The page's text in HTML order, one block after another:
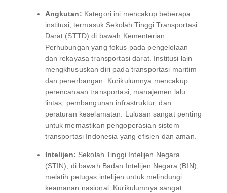
Angkutan: Kategori ini mencakup beberapa
institusi, termasuk Sekolah Tinggi Transportasi
Darat (STTD) di bawah Kementerian
Perhubungan yang fokus pada pengelolaan
dan rekayasa transportasi darat. Institusi lain
mengkhususkan diri pada transportasi maritim
dan penerbangan. Kurikulumnya mencakup
perencanaan transportasi, manajemen lalu
lintas, pembangunan infrastruktur, dan
peraturan keselamatan. Lulusan sangat penting
untuk memastikan pengoperasian sistem
transportasi Indonesia yang efisien dan aman.
Intelijen: Sekolah Tinggi Intelijen Negara
(STIN), di bawah Badan Intelijen Negara (BIN),
melatih petugas intelijen untuk melindungi
keamanan nasional. Kurikulumnya sangat